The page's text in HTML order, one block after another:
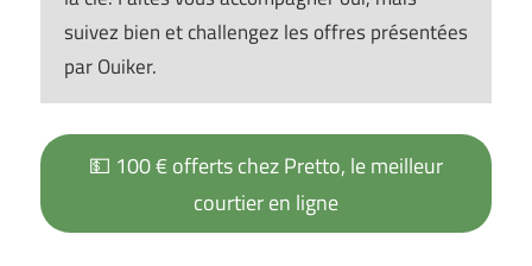
suivez bien et challengez les offres présentées
par Ouiker.
💵 100 € offerts chez Pretto, le meilleur
courtier en ligne